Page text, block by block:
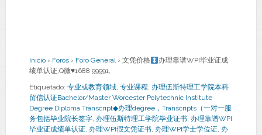
Inicio › Foros › Foro General › 文凭价格
办理靠谱WPI毕业证成
绩单认证,Q微♥1688 99991,
Etiquetado: 专业或教育领域, 专业课程, 办理伍斯特理工学院本科
留信认证Bachelor/Master Worcester Polytechnic Institute
Degree Diploma Transcript◆办理degree，Transcripts（一对一服
务包括毕业院长签字, 办理伍斯特理工学院毕业证书, 办理靠谱WPI
毕业证成绩单认证, 办理WPI假文凭证书, 办理WPI学士学位证, 办